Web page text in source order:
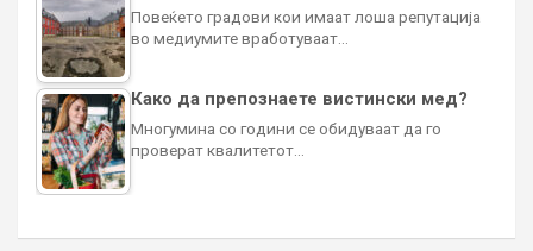
Повеќето градови кои имаат лоша репутација
во медиумите вработуваат…
Како да препознаете вистински мед?
Многумина со години се обидуваат да го
проверат квалитетот…